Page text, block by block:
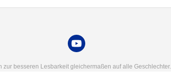
besseren Lesbarkeit gleichermaßen auf alle Geschlechter.